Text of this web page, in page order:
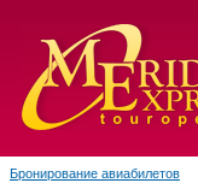
Бронирование авиабилетов